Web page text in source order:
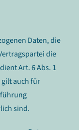
Daten, die
die
Art. 6 Abs. 1
gilt auch für
sind.